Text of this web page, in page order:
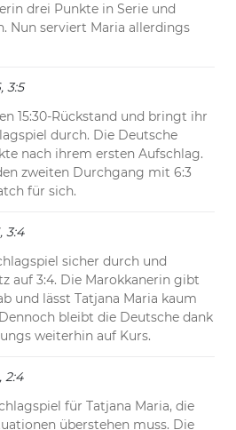
drei Punkte in Serie und
Nun serviert Maria allerdings
3:5
15:30-Rückstand und bringt ihr
durch. Die Deutsche
nach ihrem ersten Aufschlag.
zweiten Durchgang mit 6:3
für sich.
3:4
sicher durch und
auf 3:4. Die Marokkanerin gibt
und lässt Tatjana Maria kaum
bleibt die Deutsche dank
weiterhin auf Kurs.
2:4
für Tatjana Maria, die
überstehen muss. Die